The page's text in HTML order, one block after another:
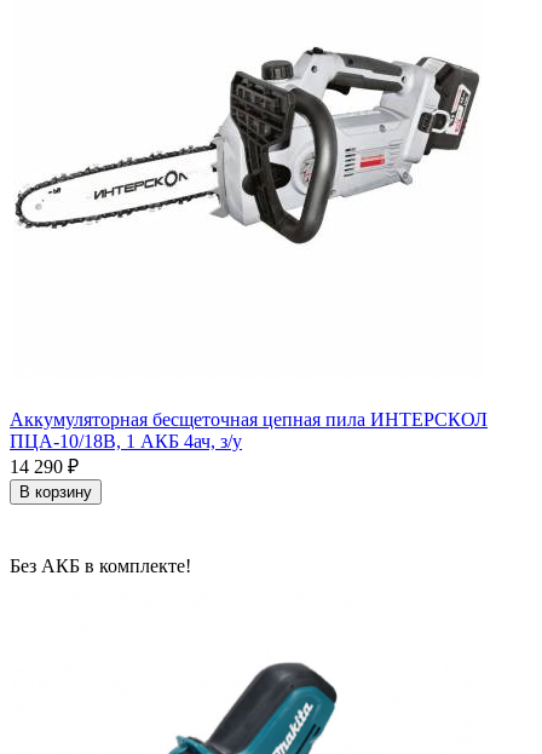
Аккумуляторная бесщеточная цепная пила ИНТЕРСКОЛ
ПЦА-10/18В, 1 АКБ 4ач, з/у
14 290 ₽
В корзину
Без АКБ в комплекте!